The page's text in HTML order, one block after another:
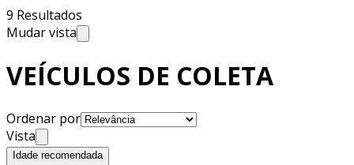
9 Resultados
Mudar vista
VEÍCULOS DE COLETA
Ordenar por
Vista
Idade recomendada